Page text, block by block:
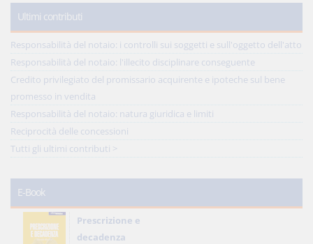
Ultimi contributi
Responsabilità del notaio: i controlli sui soggetti e sull'oggetto dell'atto
Responsabilità del notaio: l'illecito disciplinare conseguente
Credito privilegiato del promissario acquirente e ipoteche sul bene
promesso in vendita
Responsabilità del notaio: natura giuridica e limiti
Reciprocità delle concessioni
Tutti gli ultimi contributi >
E-Book
Prescrizione e
decadenza